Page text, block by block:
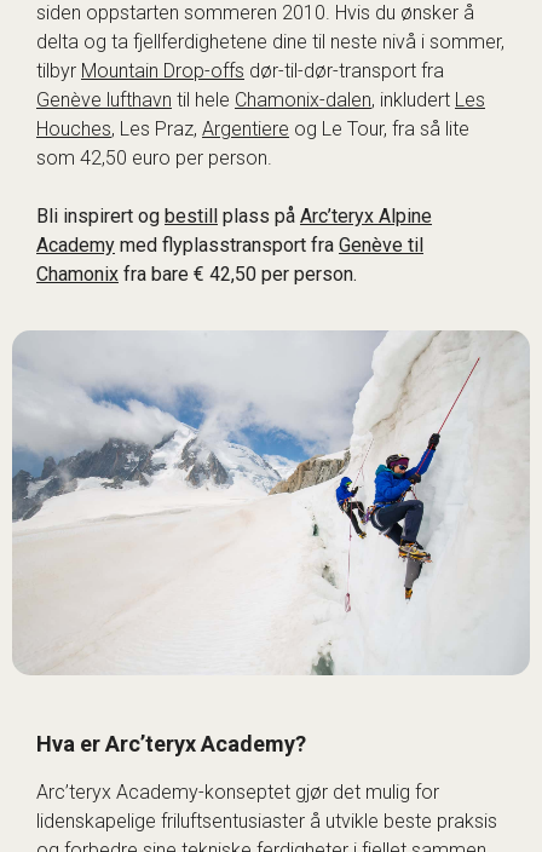
siden oppstarten sommeren 2010. Hvis du ønsker å
delta og ta fjellferdighetene dine til neste nivå i sommer,
tilbyr Mountain Drop-offs dør-til-dør-transport fra
Genève lufthavn til hele Chamonix-dalen, inkludert Les
Houches, Les Praz, Argentiere og Le Tour, fra så lite
som 42,50 euro per person.
Bli inspirert og bestill plass på Arc’teryx Alpine
Academy med flyplasstransport fra Genève til
Chamonix fra bare € 42,50 per person.
Hva er Arc’teryx Academy?
Arc’teryx Academy-konseptet gjør det mulig for
lidenskapelige friluftsentusiaster å utvikle beste praksis